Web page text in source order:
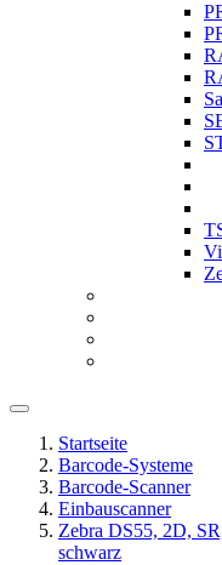
Startseite
Barcode-Systeme
Barcode-Scanner
Einbauscanner
Zebra DS55, 2D,
schwarz